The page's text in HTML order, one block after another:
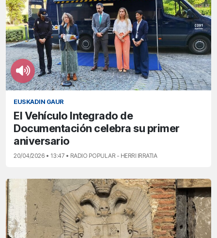
EUSKADIN GAUR
El Vehículo Integrado de
Documentación celebra su primer
aniversario
20/04/2026 • 13:47 • RADIO POPULAR - HERRI IRRATIA